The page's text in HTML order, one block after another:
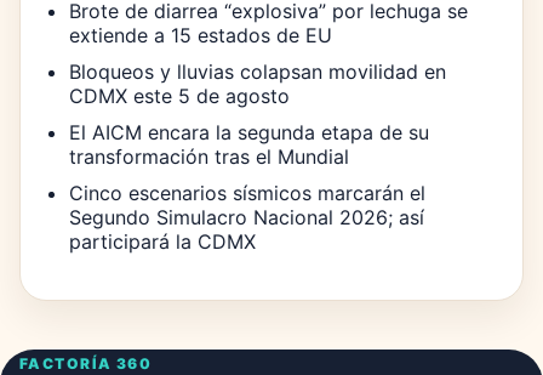
Brote de diarrea “explosiva” por lechuga se
extiende a 15 estados de EU
Bloqueos y lluvias colapsan movilidad en
CDMX este 5 de agosto
El AICM encara la segunda etapa de su
transformación tras el Mundial
Cinco escenarios sísmicos marcarán el
Segundo Simulacro Nacional 2026; así
participará la CDMX
FACTORÍA 360